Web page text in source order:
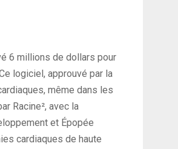
6 millions de dollars pour
logiciel, approuvé par la
même dans les
Racine², avec la
et Épopée
cardiaques de haute